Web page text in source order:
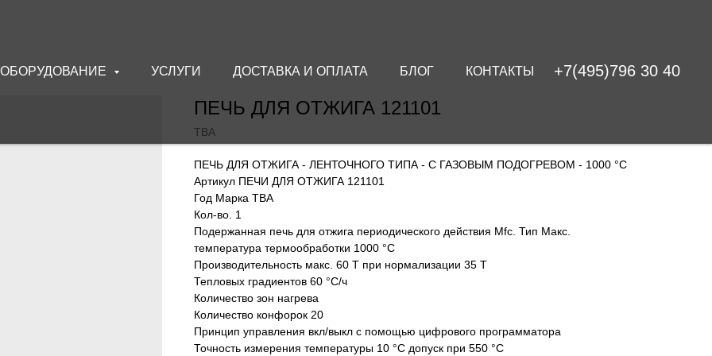
ОБОРУДОВАНИЕ УСЛУГИ ДОСТАВКА И ОПЛАТА БЛОГ КОНТАКТЫ +7(495)796 30 40
ПЕЧЬ ДЛЯ ОТЖИГА 121101
TBA
ПЕЧЬ ДЛЯ ОТЖИГА - ЛЕНТОЧНОГО ТИПА - С ГАЗОВЫМ ПОДОГРЕВОМ - 1000 °C
Артикул ПЕЧИ ДЛЯ ОТЖИГА 121101
Год Марка TBA
Кол-во. 1
Подержанная печь для отжига периодического действия Mfc. Тип Макс.
температура термообработки 1000 °C
Производительность макс. 60 Т при нормализации 35 Т
Тепловых градиентов 60 °C/ч
Количество зон нагрева
Количество конфорок 20
Принцип управления вкл/выкл с помощью цифрового программатора
Точность измерения температуры 10 °C допуск при 550 °C